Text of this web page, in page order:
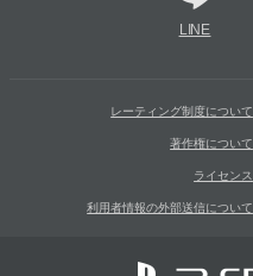
LINE
レーティング制度について
著作権について
ライセンス
利用者情報の外部送信について